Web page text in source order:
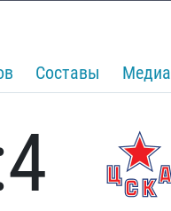
Составы Медиа